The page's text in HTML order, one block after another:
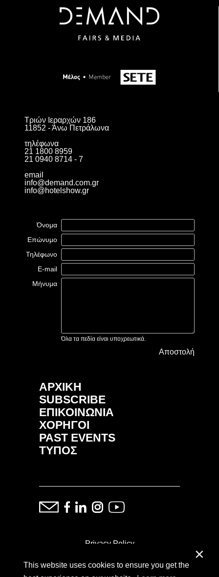
This website uses cookies to ensure you get the
✕
Τριών Ιεραρχών 186
11852 - Άνω Πετράλωνα
τηλέφωνα
21 1800 8959
21 0940 8714 - 7
email
info@demand.com.gr
info@hotelshow.gr
Όνομα
Επώνυμο
Τηλέφωνο
E-mail
Μήνυμα
Όλα τα πεδία είναι υποχρεωτικά.
Αποστολή
ΑΡΧΙΚΗ
SUBSCRIBE
ΕΠΙΚΟΙΝΩΝΙΑ
ΧΟΡΗΓΟΙ
PAST EVENTS
ΤΥΠΟΣ
Privacy Policy